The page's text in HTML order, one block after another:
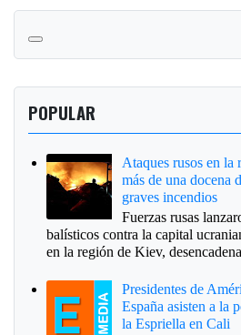
POPULAR
Ataques rusos en la
más de una docena
graves incendios
Fuerzas rusas
balísticos contra la capital
en la región de Kiev,
Presidentes de
España asisten a la
la Espriella en Cali